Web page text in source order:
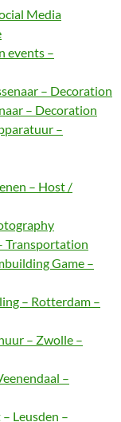
Media
events –
– Decoration
– Decoration
–
– Host /
Transportation
Game –
– Rotterdam –
– Zwolle –
–
Leusden –